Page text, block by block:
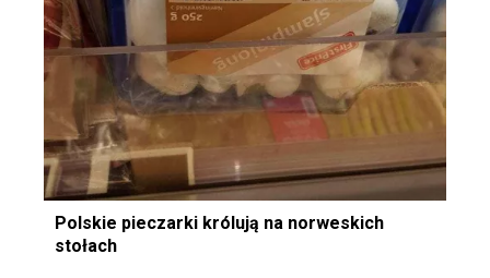
Polskie pieczarki królują na norweskich
stołach